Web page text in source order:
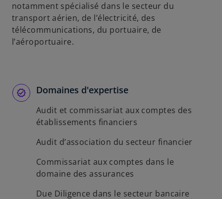
notamment spécialisé dans le secteur du
transport aérien, de l’électricité, des
télécommunications, du portuaire, de
l’aéroportuaire.
Domaines d'expertise
Audit et commissariat aux comptes des
établissements financiers
Audit d’association du secteur financier
Commissariat aux comptes dans le
domaine des assurances
Due Diligence dans le secteur bancaire